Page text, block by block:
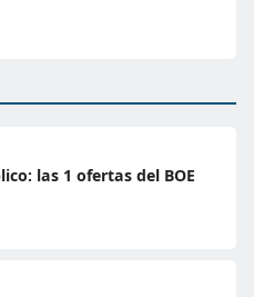
las 1 ofertas del BOE